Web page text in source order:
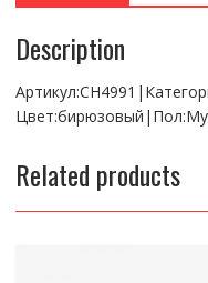
Description
Related products